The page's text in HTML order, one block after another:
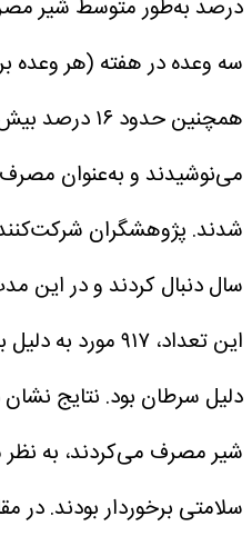
درصد به‌طور متوسط شیر
همچنین حدود
می‌نوشیدند و به‌عنوان
شدند.
دلیل سرطان بود. نتایج
شیر مصرف می‌کردند، به
سلامتی برخوردار بودند. در